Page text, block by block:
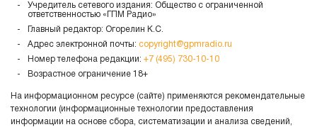
Учредитель сетевого издания: Общество с ограниченной
ответственностью «ГПМ Радио»
Главный редактор: Огорелин К.С.
Адрес электронной почты: copyright@gpmradio.ru
Номер телефона редакции: +7 (495) 730-10-10
Возрастное ограничение 18+
На информационном ресурсе (сайте) применяются рекомендательные
технологии (информационные технологии предоставления
информации на основе сбора, систематизации и анализа сведений,